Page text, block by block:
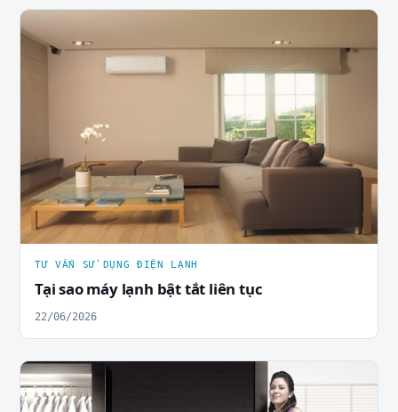
TƯ VẤN SỬ DỤNG ĐIỆN LẠNH
Tại sao máy lạnh bật tắt liên tục
22/06/2026